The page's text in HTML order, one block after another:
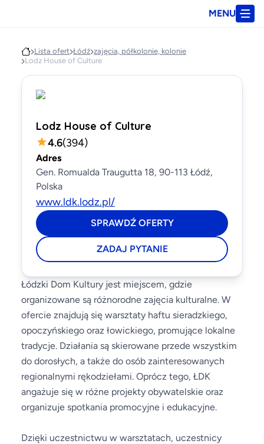
MENU
Lista ofert Łódź zajęcia, półkolonie, kolonie
Lodz House of Culture
Lodz House of Culture
4.6(394)
Adres
Gen. Romualda Traugutta 18, 90-113 Łódź,
Polska
www.ldk.lodz.pl/
SPRAWDŹ OFERTY
ZADAJ PYTANIE
Łódzki Dom Kultury jest miejscem, gdzie
organizowane są różnorodne zajęcia kulturalne. W
ofercie znajdują się warsztaty haftu sieradzkiego,
opoczyńskiego oraz łowickiego, promujące lokalne
tradycje. Działania są skierowane przede wszystkim
do dorosłych, a także do osób zainteresowanych
regionalnymi rękodziełami. Oprócz tego, ŁDK
angażuje się w różne projekty obywatelskie oraz
organizuje spotkania promocyjne i edukacyjne.
Dzięki uczestnictwu w warsztatach, uczestnicy